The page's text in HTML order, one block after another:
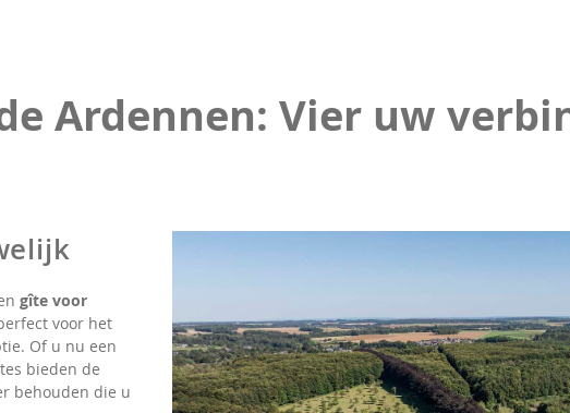
Ardennen: Vier uw
gîte voor
voor het
Of u nu een
bieden de
behouden die u